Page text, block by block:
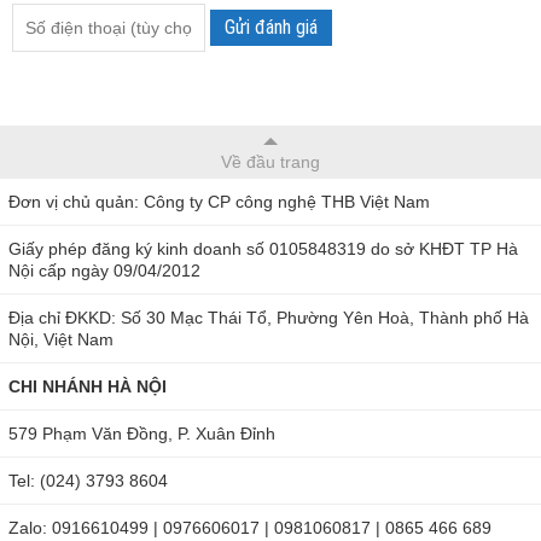
Bộ sản phẩm bao gồm: Thân máy, 7165A (dây dò) (3m),
7224A (dây nối đất) (1.5m), 7225A (dây bảo vệ) (1.5m), 8019
Ngoài ra, nếu có nhu cầu, khách hàng cũng có thể mua
thêm một số phụ kiện liên quan khác như: 7168A (dây dò
đầu kẹp cá sấu), 8324 (bộ chuyển đổi ghi dữ liệu), 7253
(dây dò đầu kẹp cá sấu dài hơn) (15m).
Gửi đánh giá
Về đầu trang
Đơn vị chủ quản: Công ty CP công nghệ THB Việt Nam
Giấy phép đăng ký kinh doanh số 0105848319 do sở KHĐT TP Hà
Nội cấp ngày 09/04/2012
Địa chỉ ĐKKD: Số 30 Mạc Thái Tổ, Phường Yên Hoà, Thành phố Hà
Nội, Việt Nam
CHI NHÁNH HÀ NỘI
579 Phạm Văn Đồng, P. Xuân Đỉnh
Tel: (024) 3793 8604
Zalo: 0916610499 | 0976606017 | 0981060817 | 0865 466 689